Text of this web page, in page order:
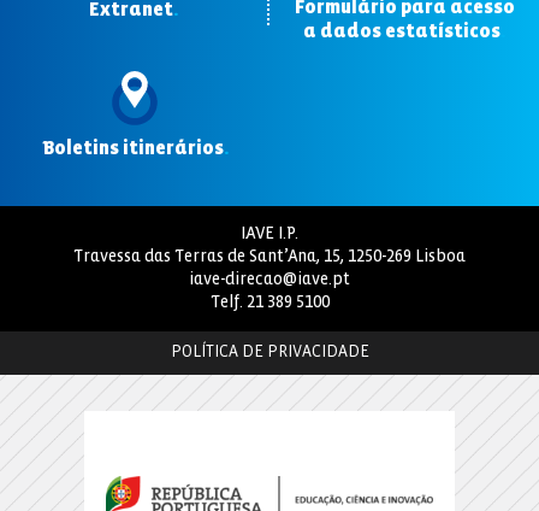
Extranet.
Formulário para acesso
a dados estatísticos
Boletins itinerários.
IAVE I.P.
Travessa das Terras de Sant’Ana, 15, 1250-269 Lisboa
iave-direcao@iave.pt
Telf. 21 389 5100
POLÍTICA DE PRIVACIDADE